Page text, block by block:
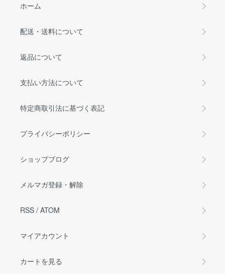
ホーム
配送・送料について
返品について
支払い方法について
特定商取引法に基づく表記
プライバシーポリシー
ショップブログ
メルマガ登録・解除
RSS / ATOM
マイアカウント
カートを見る